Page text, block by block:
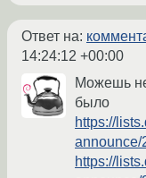
Ответ на:
14:24:12 +00:00
Можешь
было
https://
announce/
https://